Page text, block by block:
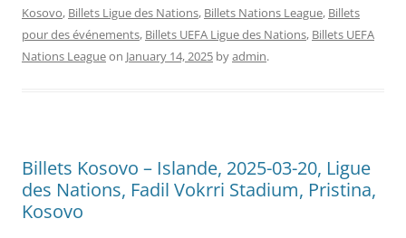
Kosovo, Billets Ligue des Nations, Billets Nations League, Billets
pour des événements, Billets UEFA Ligue des Nations, Billets UEFA
Nations Leagueon January 14, 2025 byadmin.
Billets Kosovo – Islande, 2025-03-20, Ligue
des Nations, Fadil Vokrri Stadium, Pristina,
Kosovo